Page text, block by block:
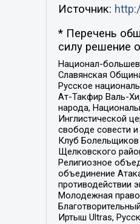
Источник:
* Перечень
силу решение
Национал-
Славянская
Русское
Ат-Такфир Валь-
народа,
Инглистической
свободе совести
Клуб
Щелковского
Религиозное
объединение
противодействии
Молодежная
Иртыш Ultras,